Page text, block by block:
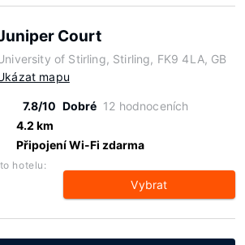
Court
of Stirling, Stirling, FK9 4LA, GB
mapu
7.8/10 Dobré 12 hodnoceních
4.2 km
Připojení Wi-Fi zdarma
hotelu:
Vybrat